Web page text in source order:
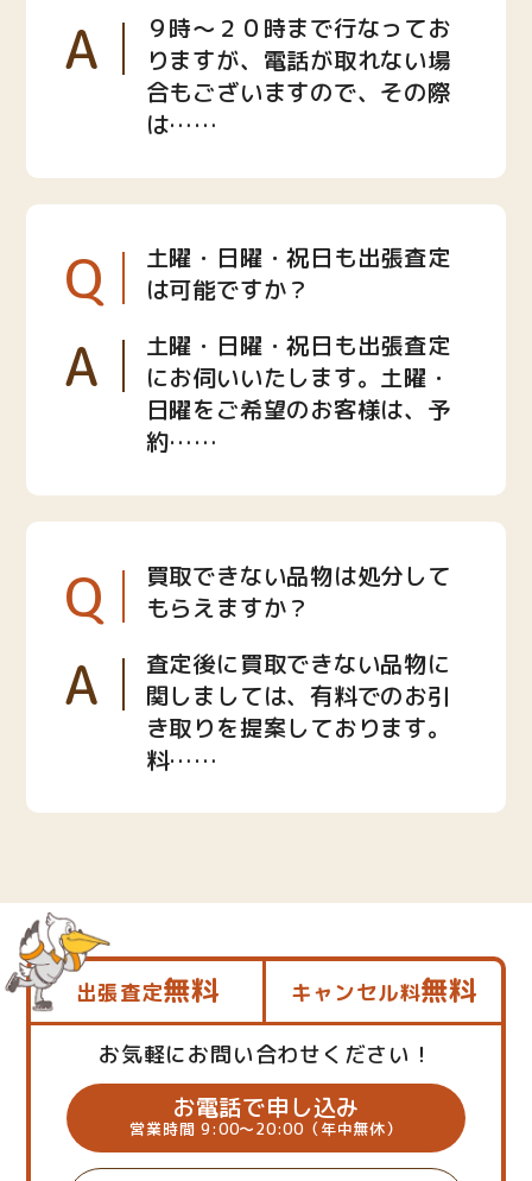
A
９時〜２０時まで行なってお
りますが、電話が取れない場
合もございますので、その際
は……
Q
土曜・日曜・祝日も出張査定
は可能ですか？
A
土曜・日曜・祝日も出張査定
にお伺いいたします。土曜・
日曜をご希望のお客様は、予
約……
Q
買取できない品物は処分して
もらえますか？
A
査定後に買取できない品物に
関しましては、有料でのお引
き取りを提案しております。
料……
出張査定無料 キャンセル料無料
お気軽にお問い合わせください！
お電話で申し込み
営業時間 9:00～20:00（年中無休）